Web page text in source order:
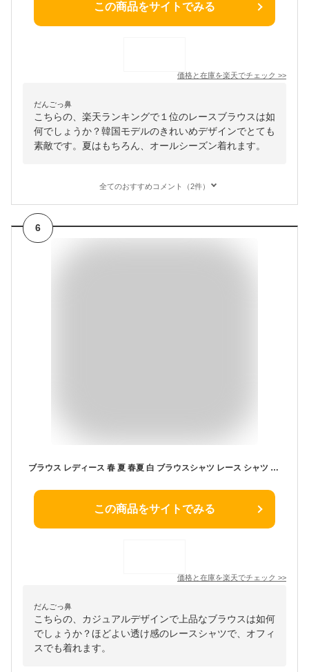
この商品をサイトでみる
価格と在庫を楽天でチェック >>
だんごっ鼻
こちらの、楽天ランキングで１位のレースブラウスは如
何でしょうか？韓国モデルのきれいめデザインでとても
素敵です。夏はもちろん、オールシーズン着れます。
全てのおすすめコメント（2件）
6
ブラウス レディース 春 夏 春夏 白 ブラウスシャツ レース シャツ トップス 無地 長袖 白シャツ 白ブラウス チュニック きれいめ 上品 ブラウスシャツ 上品 ホワイト 大人 入学式 卒業式 オフィス カジュアル ママ 母 OL ハレの日
この商品をサイトでみる
価格と在庫を楽天でチェック >>
だんごっ鼻
こちらの、カジュアルデザインで上品なブラウスは如何
でしょうか？ほどよい透け感のレースシャツで、オフィ
スでも着れます。